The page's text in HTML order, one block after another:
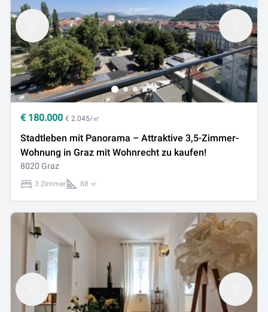
€ 180.000 € 2.045/㎡
Stadtleben mit Panorama – Attraktive 3,5-Zimmer-
Wohnung in Graz mit Wohnrecht zu kaufen!
8020 Graz
3 Zimmer 88 ㎡